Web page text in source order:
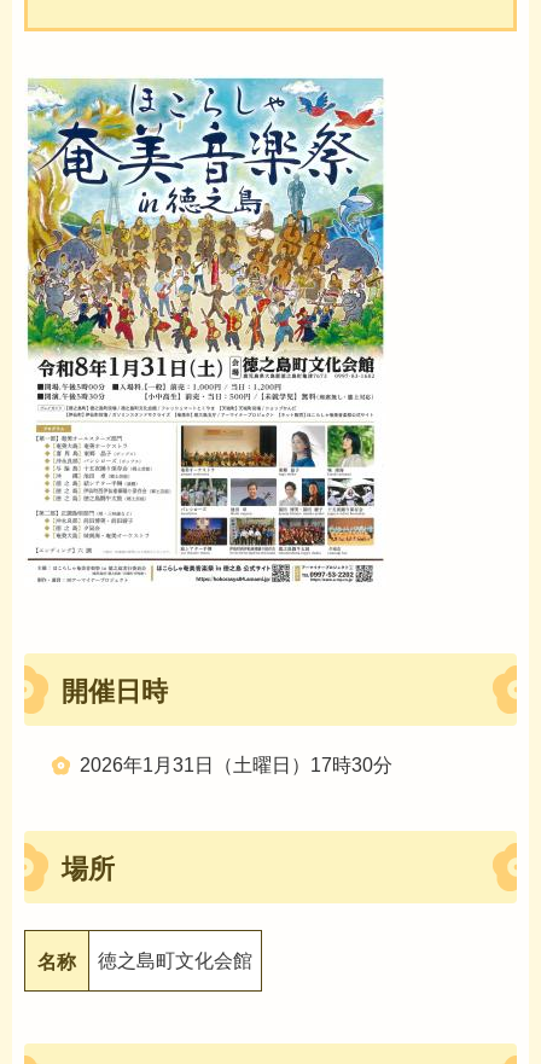
開催日時
2026年1月31日（土曜日）17時30分
場所
名称 徳之島町文化会館